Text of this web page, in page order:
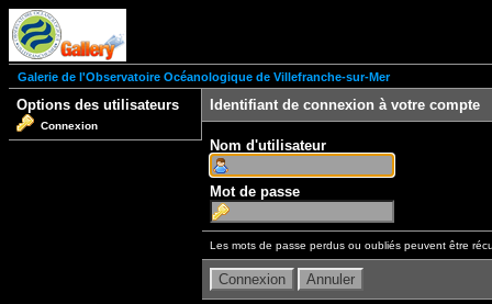
Galerie de l'Observatoire Océanologique de Villefranche-sur-Mer
Options des utilisateurs
Connexion
Identifiant de connexion à votre compte
Nom d'utilisateur
Mot de passe
Les mots de passe perdus ou oubliés peuvent être